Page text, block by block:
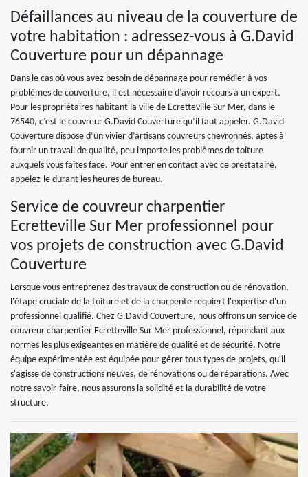
Défaillances au niveau de la couverture de
votre habitation : adressez-vous à G.David
Couverture pour un dépannage
Dans le cas où vous avez besoin de dépannage pour remédier à vos
problèmes de couverture, il est nécessaire d’avoir recours à un expert.
Pour les propriétaires habitant la ville de Ecretteville Sur Mer, dans le
76540, c’est le couvreur G.David Couverture qu’il faut appeler. G.David
Couverture dispose d’un vivier d’artisans couvreurs chevronnés, aptes à
fournir un travail de qualité, peu importe les problèmes de toiture
auxquels vous faites face. Pour entrer en contact avec ce prestataire,
appelez-le durant les heures de bureau.
Service de couvreur charpentier
Ecretteville Sur Mer professionnel pour
vos projets de construction avec G.David
Couverture
Lorsque vous entreprenez des travaux de construction ou de rénovation,
l'étape cruciale de la toiture et de la charpente requiert l'expertise d'un
professionnel qualifié. Chez G.David Couverture, nous offrons un service de
couvreur charpentier Ecretteville Sur Mer professionnel, répondant aux
normes les plus exigeantes en matière de qualité et de sécurité. Notre
équipe expérimentée est équipée pour gérer tous types de projets, qu'il
s'agisse de constructions neuves, de rénovations ou de réparations. Avec
notre savoir-faire, nous assurons la solidité et la durabilité de votre
structure.